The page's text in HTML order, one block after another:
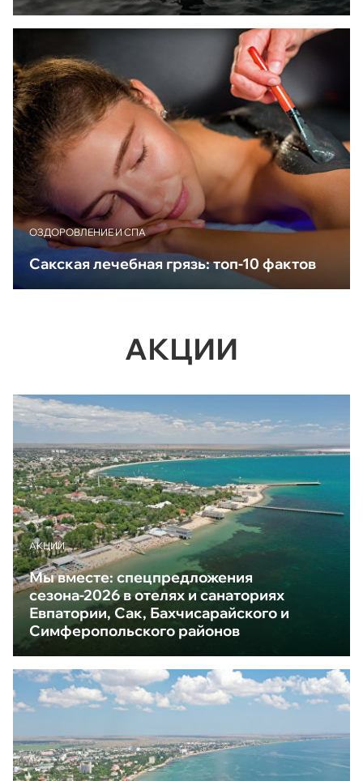
ОЗДОРОВЛЕНИЕ И СПА
Сакская лечебная грязь: топ-10 фактов
АКЦИИ
АКЦИИ
Мы вместе: спецпредложения
сезона-2026 в отелях и санаториях
Евпатории, Сак, Бахчисарайского и
Симферопольского районов